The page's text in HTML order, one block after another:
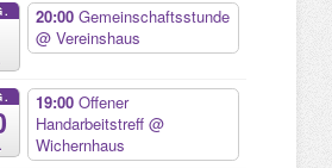
20:00 Gemeinschaftsstunde
@ Vereinshaus
19:00 Offener
Handarbeitstreff @
Wichernhaus